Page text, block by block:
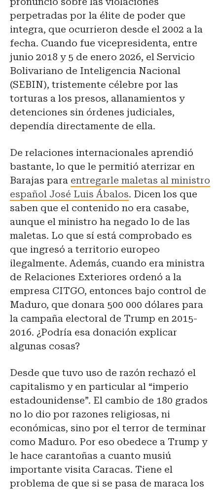
perpetradas por la élite de poder que
integra, que ocurrieron desde el 2002 a la
fecha. Cuando fue vicepresidenta, entre
junio 2018 y 5 de enero 2026, el Servicio
Bolivariano de Inteligencia Nacional
(SEBIN), tristemente célebre por las
torturas a los presos, allanamientos y
detenciones sin órdenes judiciales,
dependía directamente de ella.
De relaciones internacionales aprendió
bastante, lo que le permitió aterrizar en
Barajas para entregarle maletas al ministro
español José Luis Ábalos. Dicen los que
saben que el contenido no era casabe,
aunque el ministro ha negado lo de las
maletas. Lo que sí está comprobado es
que ingresó a territorio europeo
ilegalmente. Además, cuando era ministra
de Relaciones Exteriores ordenó a la
empresa CITGO, entonces bajo control de
Maduro, que donara 500 000 dólares para
la campaña electoral de Trump en 2015-
2016. ¿Podría esa donación explicar
algunas cosas?
Desde que tuvo uso de razón rechazó el
capitalismo y en particular al “imperio
estadounidense”. El cambio de 180 grados
no lo dio por razones religiosas, ni
económicas, sino por el terror de terminar
como Maduro. Por eso obedece a Trump y
le hace carantoñas a cuanto musiú
importante visita Caracas. Tiene el
problema de que si se pasa de maraca los